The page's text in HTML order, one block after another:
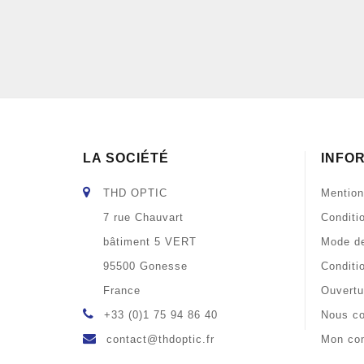
LA SOCIÉTÉ
THD OPTIC
7 rue Chauvart
bâtiment 5 VERT
95500 Gonesse
France
+33 (0)1 75 94 86 40
contact@thdoptic.fr
Mode
Nous
Mon